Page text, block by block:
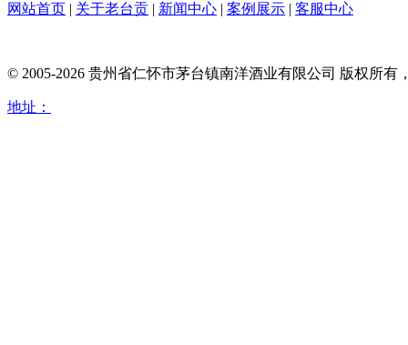
网站首页 | 关于老台贡 | 新闻中心 | 案例展示 | 客服中心
© 2005-2026 贵州省仁怀市茅台镇南洋酒业有限公司 版权所有
地址：